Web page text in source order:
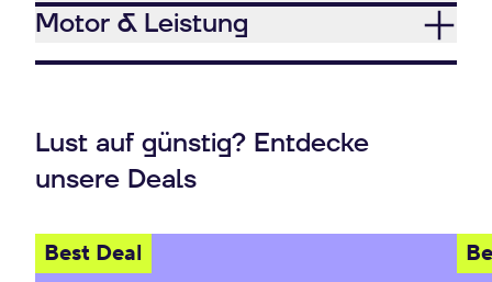
Motor & Leistung
Lust auf günstig? Entdecke
unsere Deals
Best Deal